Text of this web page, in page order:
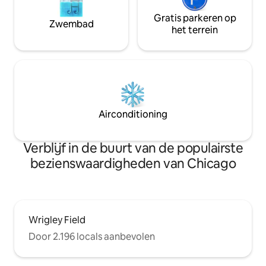
Zwembad
Gratis parkeren op
het terrein
Airconditioning
Verblijf in de buurt van de populairste
bezienswaardigheden van Chicago
Wrigley Field
Door 2.196 locals aanbevolen